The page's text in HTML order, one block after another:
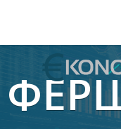
АКТУЕЛНО
ЕКОНОМИЈА